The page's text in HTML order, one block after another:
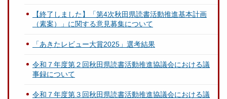
【終了しました】「第4次秋田県読書活動推進基本計画
（素案）」に関する意見募集について
「あきたレビュー大賞2025」選考結果
令和７年度第２回秋田県読書活動推進協議会における議
事録について
令和７年度第３回秋田県読書活動推進協議会における議